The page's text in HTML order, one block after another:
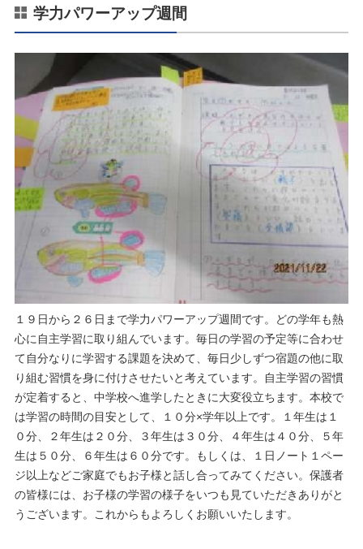
学力パワーアップ週間
１９日から２６日まで学力パワーアップ週間です。どの学年も熱
心に自主学習に取り組んでいます。毎日の学習の予定等に合わせ
て自分なりに学習する課題を決めて、毎日少しずつ宿題の他に取
り組む習慣を身に付けさせたいと考えています。自主学習の習慣
が定着すると、中学校へ進学したときに大変役立ちます。本校で
は学習の時間の目安として、１０分×学年以上です。１年生は１
０分、２年生は２０分、３年生は３０分、４年生は４０分、５年
生は５０分、６年生は６０分です。もしくは、１日ノート１ペー
ジ以上などご家庭でもお子様と話し合ってみてください。保護者
の皆様には、お子様の学習の様子をいつも見ていただきありがと
うございます。これからもよろしくお願いいたします。